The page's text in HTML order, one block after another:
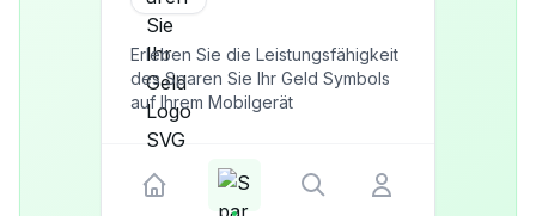
Erleben Sie die Leistungsfähigkeit
des Sparen Sie Ihr Geld Symbols
auf Ihrem Mobilgerät